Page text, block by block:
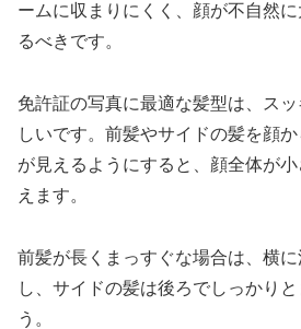
ームに収まりにくく、顔が不自然
るべきです。
免許証の写真に最適な髪型は、ス
しいです。前髪やサイドの髪を顔
が見えるようにすると、顔全体が
えます。
前髪が長くまっすぐな場合は、横
し、サイドの髪は後ろでしっかり
う。